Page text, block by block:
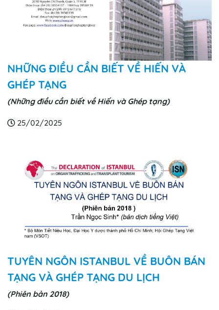
NHỮNG ĐIỀU CẦN BIẾT VỀ HIẾN VÀ
GHÉP TẠNG
(Những điều cần biết về Hiến và Ghép tạng)
25/02/2025
TUYÊN NGÔN ISTANBUL VỀ BUÔN BÁN
TẠNG VÀ GHÉP TẠNG DU LỊCH
(Phiên bản 2018)